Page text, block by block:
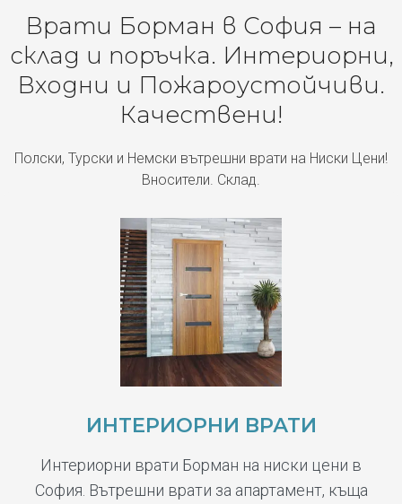
Врати Борман в София – на
склад и поръчка. Интериорни,
Входни и Пожароустойчиви.
Качествени!
Полски, Турски и Немски вътрешни врати на Ниски Цени!
Вносители. Склад.
ИНТЕРИОРНИ ВРАТИ
Интериорни врати Борман на ниски цени в
София. Вътрешни врати за апартамент, къща